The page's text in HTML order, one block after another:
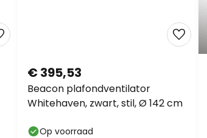
Beacon plafondventilator
Whitehaven, zwart, stil, Ø 142 cm
€ 395,53
Op voorraad